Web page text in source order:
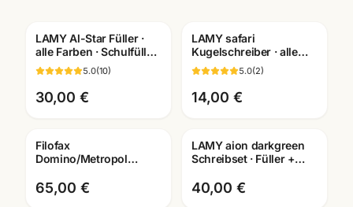
Gratis Gravur
LAMY Al-Star Füller ·
alle Farben · Schulfüller
für Schüler Mannheim
5.0(10)
30,00 €
Gravur
LAMY safari
Kugelschreiber · alle
Farben +
Sondereditionen ·
Schreibwaren
Mannheim
5.0(2)
14,00 €
Filofax
Domino/Metropol
Terminplaner ·
Mannheim
65,00 €
Gravur
LAMY aion darkgreen
Schreibset · Füller +
Lasergravur Mannheim
40,00 €